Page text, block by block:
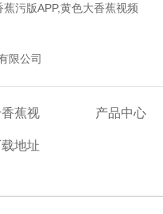
污版APP,黄色大香蕉视频
蕉视
地址
产品中心